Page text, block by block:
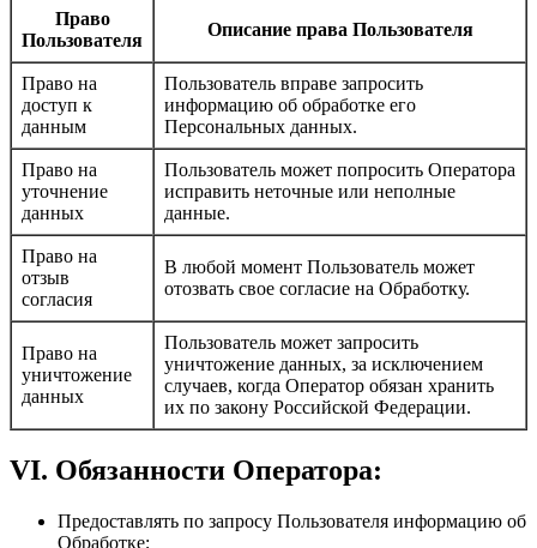
Право
Пользователя
Описание права Пользователя
Право на
доступ к
данным
Пользователь вправе запросить
информацию об обработке его
Персональных данных.
Право на
уточнение
данных
Пользователь может попросить Оператора
исправить неточные или неполные
данные.
Право на
отзыв
согласия
В любой момент Пользователь может
отозвать свое согласие на Обработку.
Право на
уничтожение
данных
Пользователь может запросить
уничтожение данных, за исключением
случаев, когда Оператор обязан хранить
их по закону Российской Федерации.
VI. Обязанности Оператора:
Предоставлять по запросу Пользователя информацию об
Обработке;